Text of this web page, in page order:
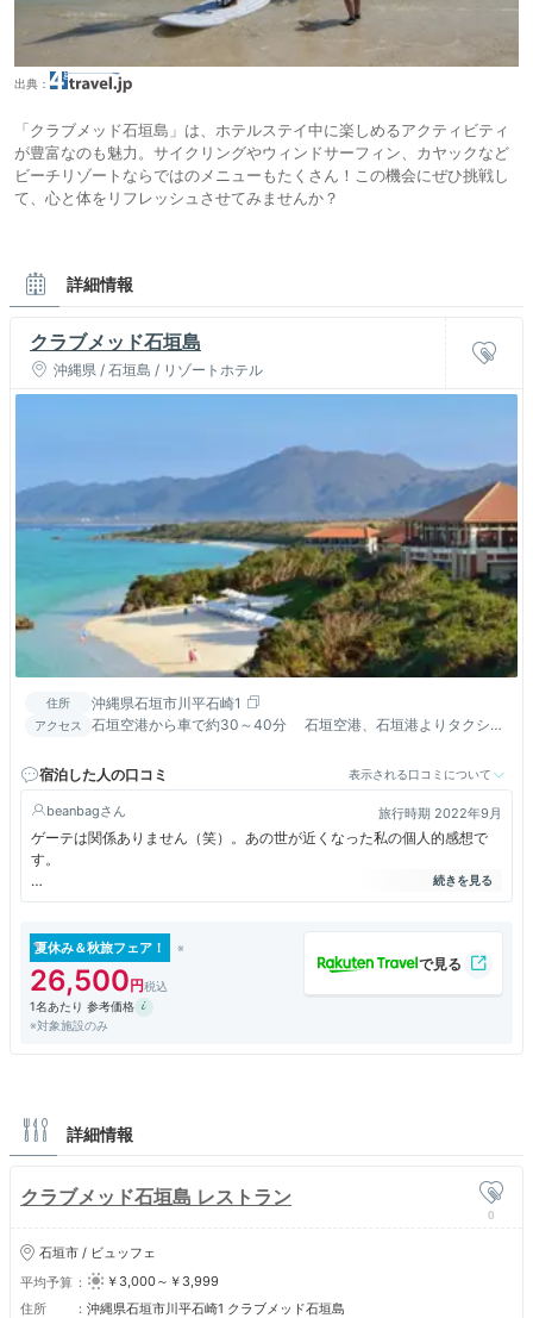
出典：
「クラブメッド石垣島」は、ホテルステイ中に楽しめるアクティビティ
が豊富なのも魅力。サイクリングやウィンドサーフィン、カヤックなど
ビーチリゾートならではのメニューもたくさん！この機会にぜひ挑戦し
て、心と体をリフレッシュさせてみませんか？
詳細情報
クラブメッド石垣島
沖縄県 / 石垣島 / リゾートホテル
住所 沖縄県石垣市川平石崎1
アクセス
石垣空港から車で約30～40分 石垣空港、石垣港よりタクシー
宿泊した人の口コミ
表示される口コミについて
beanbag 旅行時期 2022年9月
ゲーテは関係ありません（笑）。あの世が近くなった私の個人的感想で
す。
クラブメッドは初めてです。素晴らしいホテルだと思います。
て快適です。
-ターンダウンも行き届き、快適なステイが楽しめます。
-オールインクルーシブでホテル内の飲食が自由。料理は多国籍でバリエ
ーション豊富、どれも美味しくいただけます。
-アクティビティもオールインクルーシブ。人気アクティビティは事前エ
-エンタテイメントも多彩。１日中楽しませようという精神が横溢してい
ます。
-コスパ最高。１人１泊２万円弱で３食含めあらゆる飲食、アクティビテ
ィ、エンタテイメントがフリーです。施設から一歩も出ずに何日でも、終
日ここで過ごせます。孫たちは帰りたくないと言っています。
コロナと円安で海外旅行を躊躇する今日この頃、何もハワイに行かなくて
で、海外旅行気分が味わえます。
夏休み＆秋旅フェア！
26,500
1名あたり 参考価格
※対象施設のみ
詳細情報
クラブメッド石垣島 レストラン
0
石垣市 / ビュッフェ
平均予算
￥3,000～￥3,999
住所
沖縄県石垣市川平石崎1 クラブメッド石垣島